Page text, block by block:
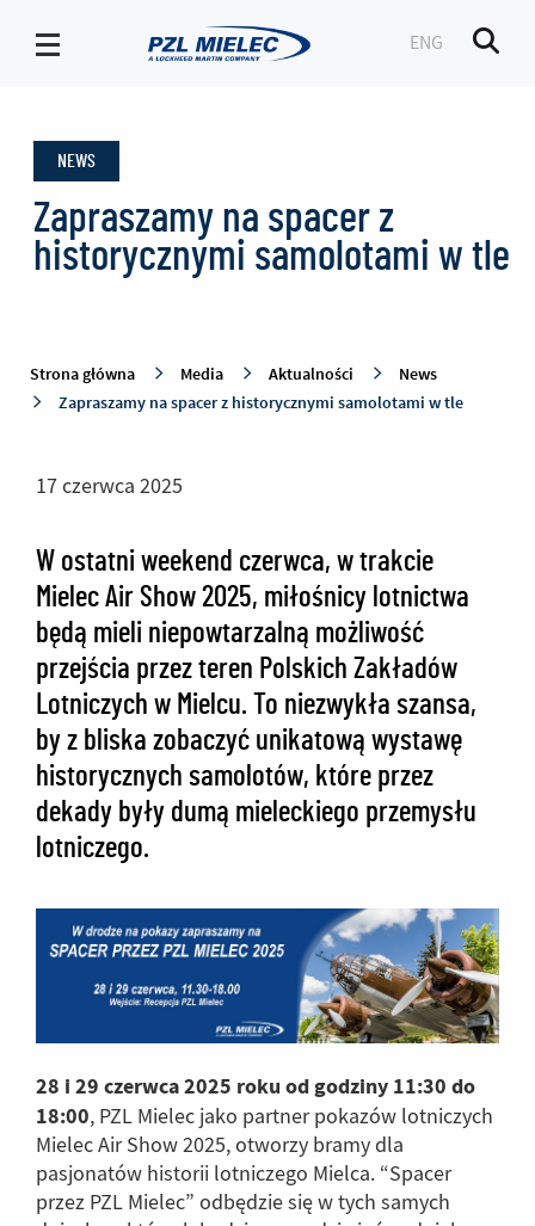
Mielec
ENG
NEWS
Zapraszamy na spacer z
historycznymi samolotami w tle
Strona główna Media Aktualności
News
Zapraszamy na spacer z historycznymi samolotami w tle
17 czerwca 2025
W ostatni weekend czerwca, w trakcie
Mielec Air Show 2025, miłośnicy lotnictwa
będą mieli niepowtarzalną możliwość
przejścia przez teren Polskich Zakładów
Lotniczych w Mielcu. To niezwykła szansa,
by z bliska zobaczyć unikatową wystawę
historycznych samolotów, które przez
dekady były dumą mieleckiego przemysłu
lotniczego.
28 i 29 czerwca 2025 roku od godziny 11:30 do
18:00, PZL Mielec jako partner pokazów lotniczych
Mielec Air Show 2025, otworzy bramy dla
pasjonatów historii lotniczego Mielca. “Spacer
przez PZL Mielec” odbędzie się w tych samych